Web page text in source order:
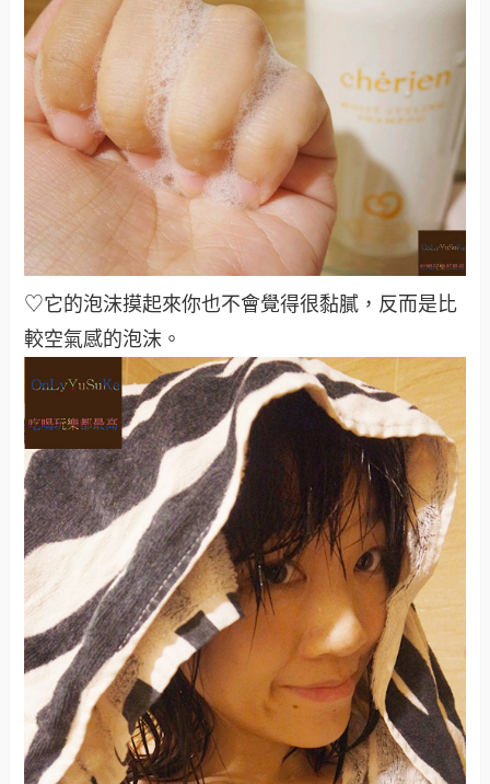
♡它的泡沫摸起來你也不會覺得很黏膩，反而是比
較空氣感的泡沫 。